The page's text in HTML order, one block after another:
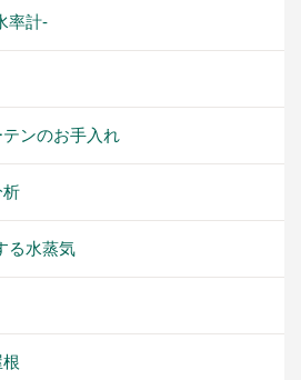
率計-
ンのお手入れ
析
水蒸気